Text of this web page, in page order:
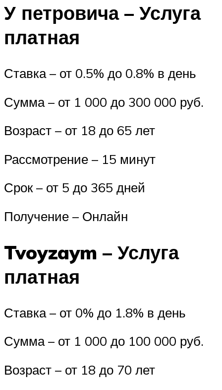
У петровича – Услуга
платная
Ставка – от 0.5% до 0.8% в день
Сумма – от 1 000 до 300 000 руб.
Возраст – от 18 до 65 лет
Рассмотрение – 15 минут
Срок – от 5 до 365 дней
Получение – Онлайн
Tvoyzaym – Услуга
платная
Ставка – от 0% до 1.8% в день
Сумма – от 1 000 до 100 000 руб.
Возраст – от 18 до 70 лет